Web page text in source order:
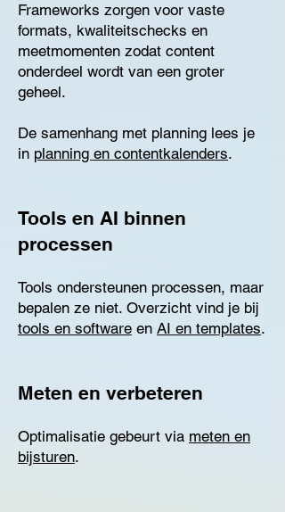
Frameworks zorgen voor vaste
formats, kwaliteitschecks en
meetmomenten zodat content
onderdeel wordt van een groter
geheel.
De samenhang met planning lees je
in planning en contentkalenders.
Tools en AI binnen
processen
Tools ondersteunen processen, maar
bepalen ze niet. Overzicht vind je bij
tools en software en AI en templates.
Meten en verbeteren
Optimalisatie gebeurt via meten en
bijsturen.